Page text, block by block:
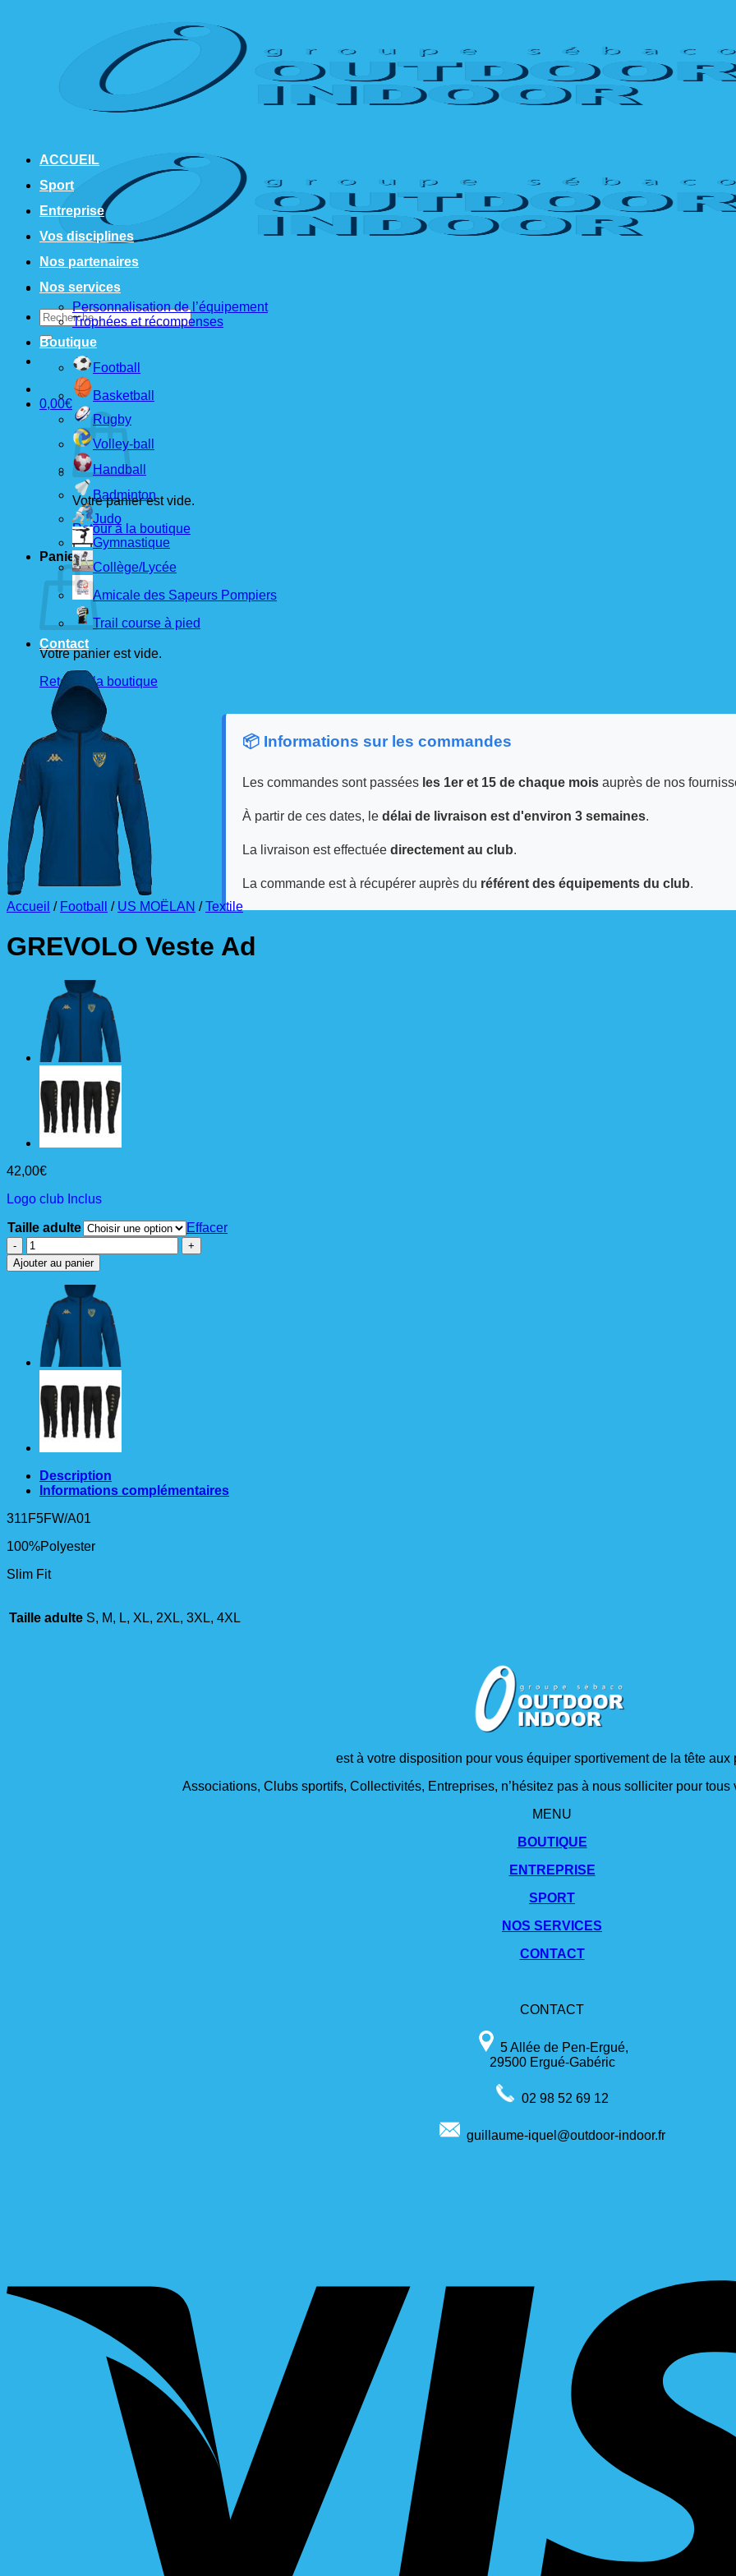
Recherche
pour :
0,00€
Votre panier est vide.
Retour à la boutique
Panier
Votre panier est vide.
Retour à la boutique
📦 Informations sur les commandes
Les commandes sont passées les 1er et 15 de chaque moisauprès de nos
À partir de ces dates, le délai de livraison est d'environ 3 semaines.
La livraison est effectuée directement au club.
La commande est à récupérer auprès du référent des équipements du club.
ACCUEIL
Sport
Entreprise
Vos disciplines
Nos partenaires
Nos services
Personnalisation de l’équipement
Trophées et récompenses
Boutique
Football
Basketball
Rugby
Volley-ball
Handball
Badminton
Judo
Gymnastique
Collège/Lycée
Amicale des Sapeurs Pompiers
Trail course à pied
Contact
Accueil / Football / US MOËLAN / Textile
GREVOLO Veste Ad
42,00€
Logo club Inclus
Taille adulte
Effacer
quantité
de
GREVOLO
Ajouter au panier
Description
Informations complémentaires
311F5FW/A01
100%Polyester
Slim Fit
Taille adulte S, M, L, XL, 2XL, 3XL, 4XL
est à votre disposition pour vous équiper sportivement de la tête aux
Associations, Clubs sportifs, Collectivités, Entreprises, n’hésitez pas à nous solliciter pour
MENU
BOUTIQUE
ENTREPRISE
SPORT
NOS SERVICES
CONTACT
CONTACT
5 Allée de Pen-Ergué,
29500 Ergué-Gabéric
02 98 52 69 12
guillaume-iquel@outdoor-indoor.fr